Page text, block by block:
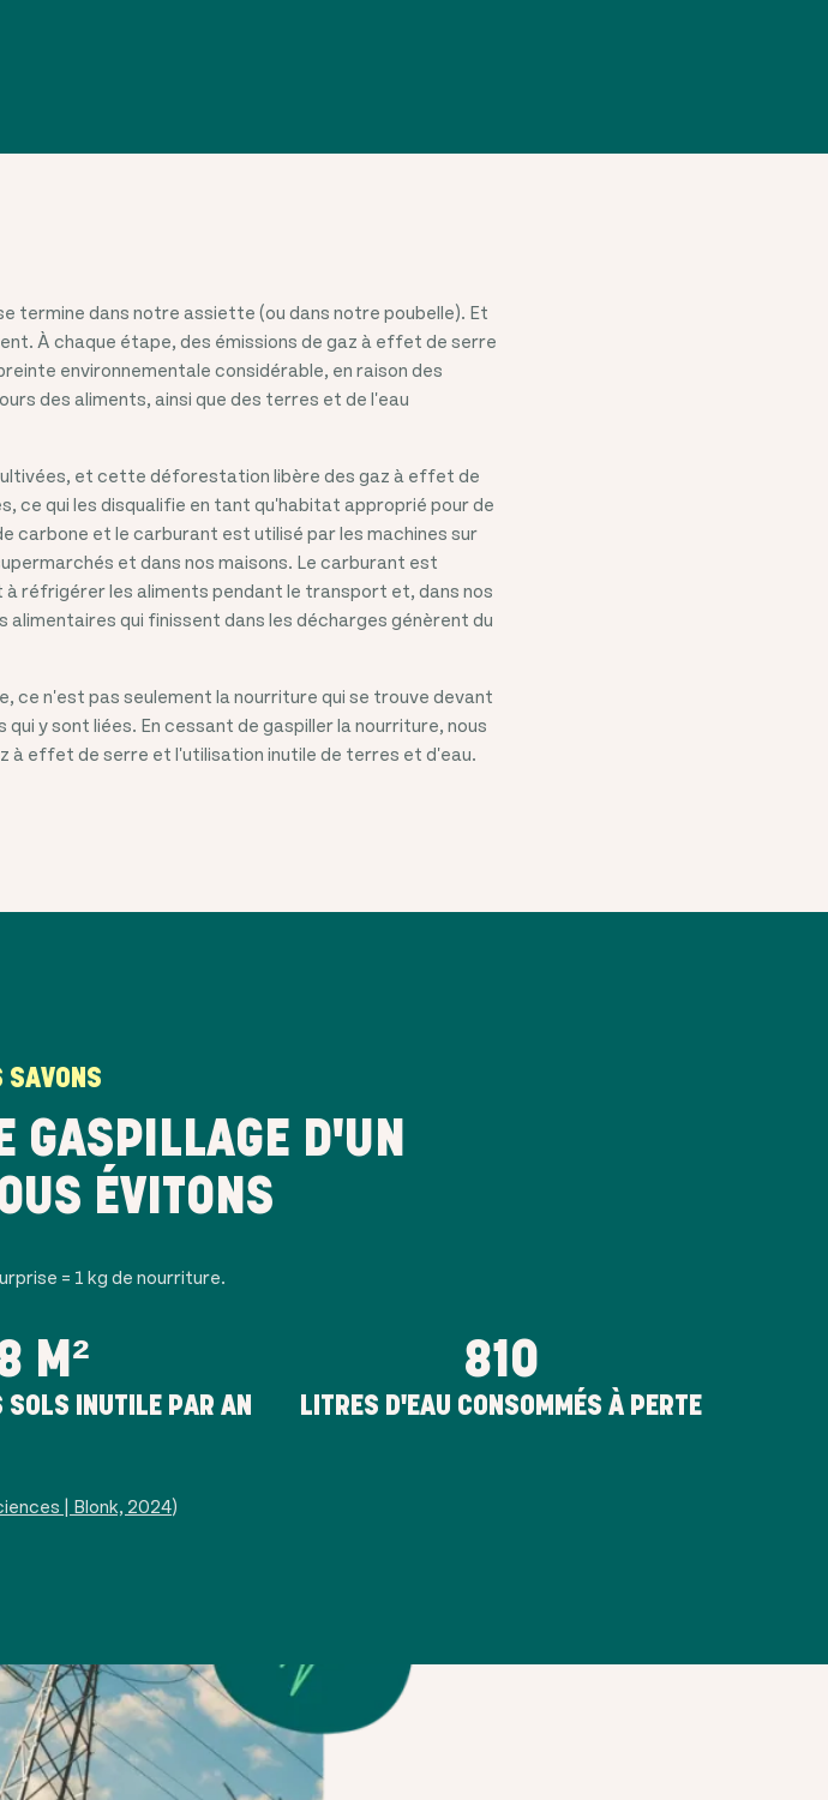
termine dans notre assiette (ou dans notre poubelle). Et
À chaque étape, des émissions de gaz à effet de serre
environnementale considérable, en raison des
des aliments, ainsi que des terres et de l'eau
et cette déforestation libère des gaz à effet de
ce qui les disqualifie en tant qu'habitat approprié pour de
carbone et le carburant est utilisé par les machines sur
et dans nos maisons. Le carburant est
réfrigérer les aliments pendant le transport et, dans nos
qui finissent dans les décharges génèrent du
ce n'est pas seulement la nourriture qui se trouve devant
y sont liées. En cessant de gaspiller la nourriture, nous
à effet de serre et l'utilisation inutile de terres et d'eau.
SAVONS
GASPILLAGE D'UN
ÉVITONS
= 1 kg de nourriture.
M²
SOLS INUTILE PAR AN
810
LITRES D'EAU CONSOMMÉS À PERTE
| Blonk, 2024)